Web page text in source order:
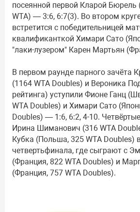
посеянной первой Кларой Бюрель
WTA) — 3:6, 6:7(3). Во втором
встретится с победительницей
квалификанткой Химари Сато
"лаки-лузером" Карен Мартьян
В первом раунде парного зачёта
(1164 WTA Doubles) и Вероника
рейтинга) уступили Фионе Ганц
WTA Doubles) и Химари Сато
Doubles) — 1:6, 6:2, 4-10.
Ирина Шиманович (316 WTA
Кубка (Польша, 325 WTA Doubles)
четвертьфинала, где сыграют с
(Франция, 822 WTA Doubles) и
(Франция, 757 WTA Doubles).